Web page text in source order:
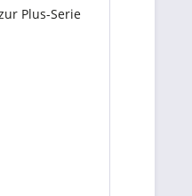
Plus-Serie